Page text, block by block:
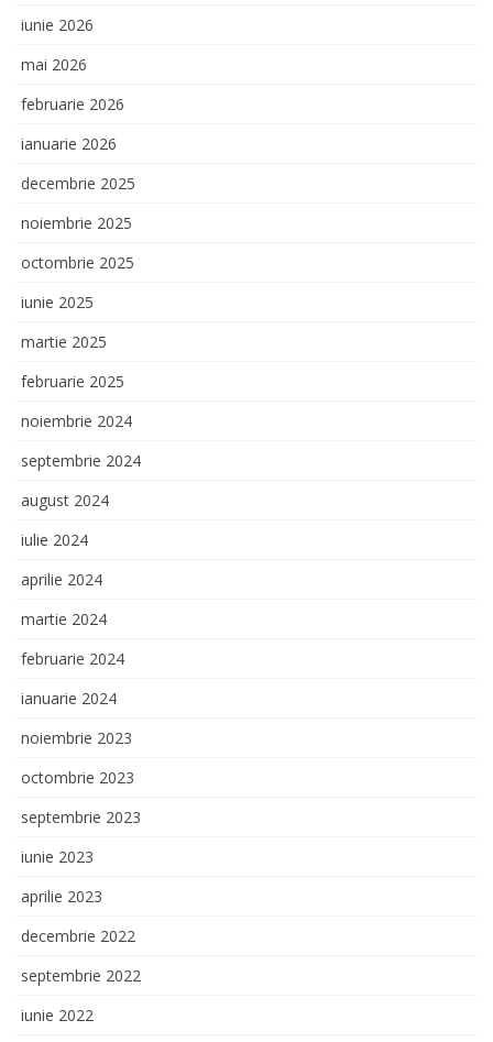
iunie 2026
mai 2026
februarie 2026
ianuarie 2026
decembrie 2025
noiembrie 2025
octombrie 2025
iunie 2025
martie 2025
februarie 2025
noiembrie 2024
septembrie 2024
august 2024
iulie 2024
aprilie 2024
martie 2024
februarie 2024
ianuarie 2024
noiembrie 2023
octombrie 2023
septembrie 2023
iunie 2023
aprilie 2023
decembrie 2022
septembrie 2022
iunie 2022